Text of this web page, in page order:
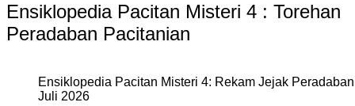
Ensiklopedia Pacitan Misteri 4 : Torehan
Peradaban Pacitanian
Ensiklopedia Pacitan Misteri 4: Rekam Jejak
Juli 2026